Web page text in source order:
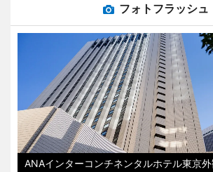
フォトフラッシュ
ANAインターコンチネンタルホテル東京外